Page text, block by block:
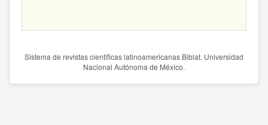
Sistema de revistas científicas latinoamericanas Biblat. Universidad
Nacional Autónoma de México.